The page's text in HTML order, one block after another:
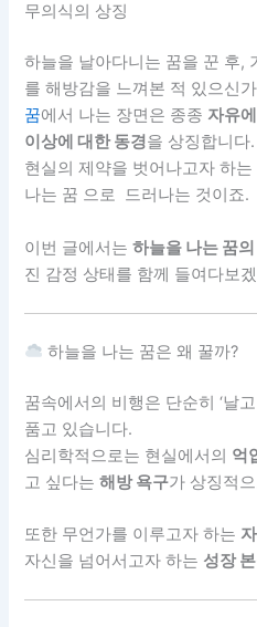
무의식의 상징
하늘을 날아다니는 꿈을 꾼 후,
를 해방감을 느껴본 적 있으신
꿈에서 나는 장면은 종종 자유
이상에 대한 동경을 상징합니다.
현실의 제약을 벗어나고자 하
나는 꿈 으로 드러나는 것이죠.
이번 글에서는하늘을 나는 꿈의
진 감정 상태를 함께 들여다보
하늘을 나는 꿈은 왜 꿀까?
꿈속에서의 비행은 단순히 ‘날
품고 있습니다.
심리학적으로는 현실에서의 억
고 싶다는해방 욕구가 상징적
또한 무언가를 이루고자 하는
자신을 넘어서고자 하는 성장